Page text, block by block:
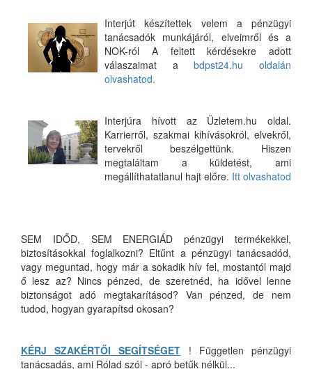
Interjút készítettek velem a pénzügyi
tanácsadók munkájáról, elveimről és a
NOK-ról A feltett kérdésekre adott
válaszaimat abdpst24.hu oldalán
olvashatod.
Interjúra hívott az Üzletem.hu oldal.
Karrierről, szakmai kihívásokról, elvekről,
tervekről beszélgettünk. Hiszen
megtaláltam a küldetést, ami
megállíthatatlanul hajt előre. Itt olvashatod
SEM IDŐD, SEM ENERGIÁD pénzügyi termékekkel,
biztosításokkal foglalkozni? Eltűnt a pénzügyi tanácsadód,
vagy meguntad, hogy már a sokadik hív fel, mostantól majd
ő lesz az? Nincs pénzed, de szeretnéd, ha idővel lenne
biztonságot adó megtakarításod? Van pénzed, de nem
tudod, hogyan gyarapítsd okosan?
KÉRJ SZAKÉRTŐI SEGÍTSÉGET ! Független pénzügyi
tanácsadás, ami Rólad szól - apró betűk nélkül...